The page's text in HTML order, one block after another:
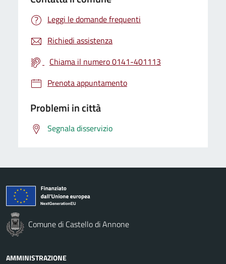
Leggi le domande frequenti
Richiedi assistenza
Chiama il numero 0141-401113
Prenota appuntamento
Problemi in città
Segnala disservizio
Comune di Castello di Annone
AMMINISTRAZIONE